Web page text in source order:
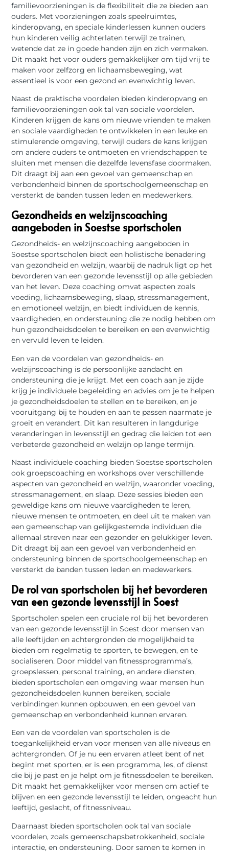
familievoorzieningen is de flexibiliteit die ze bieden aan
ouders. Met voorzieningen zoals speelruimtes,
kinderopvang, en speciale kinderlessen kunnen ouders
hun kinderen veilig achterlaten terwijl ze trainen,
wetende dat ze in goede handen zijn en zich vermaken.
Dit maakt het voor ouders gemakkelijker om tijd vrij te
maken voor zelfzorg en lichaamsbeweging, wat
essentieel is voor een gezond en evenwichtig leven.
Naast de praktische voordelen bieden kinderopvang en
familievoorzieningen ook tal van sociale voordelen.
Kinderen krijgen de kans om nieuwe vrienden te maken
en sociale vaardigheden te ontwikkelen in een leuke en
stimulerende omgeving, terwijl ouders de kans krijgen
om andere ouders te ontmoeten en vriendschappen te
sluiten met mensen die dezelfde levensfase doormaken.
Dit draagt bij aan een gevoel van gemeenschap en
verbondenheid binnen de sportschoolgemeenschap en
versterkt de banden tussen leden en medewerkers.
Gezondheids en welzijnscoaching
aangeboden in Soestse sportscholen
Gezondheids- en welzijnscoaching aangeboden in
Soestse sportscholen biedt een holistische benadering
van gezondheid en welzijn, waarbij de nadruk ligt op het
bevorderen van een gezonde levensstijl op alle gebieden
van het leven. Deze coaching omvat aspecten zoals
voeding, lichaamsbeweging, slaap, stressmanagement,
en emotioneel welzijn, en biedt individuen de kennis,
vaardigheden, en ondersteuning die ze nodig hebben om
hun gezondheidsdoelen te bereiken en een evenwichtig
en vervuld leven te leiden.
Een van de voordelen van gezondheids- en
welzijnscoaching is de persoonlijke aandacht en
ondersteuning die je krijgt. Met een coach aan je zijde
krijg je individuele begeleiding en advies om je te helpen
je gezondheidsdoelen te stellen en te bereiken, en je
vooruitgang bij te houden en aan te passen naarmate je
groeit en verandert. Dit kan resulteren in langdurige
veranderingen in levensstijl en gedrag die leiden tot een
verbeterde gezondheid en welzijn op lange termijn.
Naast individuele coaching bieden Soestse sportscholen
ook groepscoaching en workshops over verschillende
aspecten van gezondheid en welzijn, waaronder voeding,
stressmanagement, en slaap. Deze sessies bieden een
geweldige kans om nieuwe vaardigheden te leren,
nieuwe mensen te ontmoeten, en deel uit te maken van
een gemeenschap van gelijkgestemde individuen die
allemaal streven naar een gezonder en gelukkiger leven.
Dit draagt bij aan een gevoel van verbondenheid en
ondersteuning binnen de sportschoolgemeenschap en
versterkt de banden tussen leden en medewerkers.
De rol van sportscholen bij het bevorderen
van een gezonde levensstijl in Soest
Sportscholen spelen een cruciale rol bij het bevorderen
van een gezonde levensstijl in Soest door mensen van
alle leeftijden en achtergronden de mogelijkheid te
bieden om regelmatig te sporten, te bewegen, en te
socialiseren. Door middel van fitnessprogramma’s,
groepslessen, personal training, en andere diensten,
bieden sportscholen een omgeving waar mensen hun
gezondheidsdoelen kunnen bereiken, sociale
verbindingen kunnen opbouwen, en een gevoel van
gemeenschap en verbondenheid kunnen ervaren.
Een van de voordelen van sportscholen is de
toegankelijkheid ervan voor mensen van alle niveaus en
achtergronden. Of je nu een ervaren atleet bent of net
begint met sporten, er is een programma, les, of dienst
die bij je past en je helpt om je fitnessdoelen te bereiken.
Dit maakt het gemakkelijker voor mensen om actief te
blijven en een gezonde levensstijl te leiden, ongeacht hun
leeftijd, geslacht, of fitnessniveau.
Daarnaast bieden sportscholen ook tal van sociale
voordelen, zoals gemeenschapsbetrokkenheid, sociale
interactie, en ondersteuning. Door samen te komen in